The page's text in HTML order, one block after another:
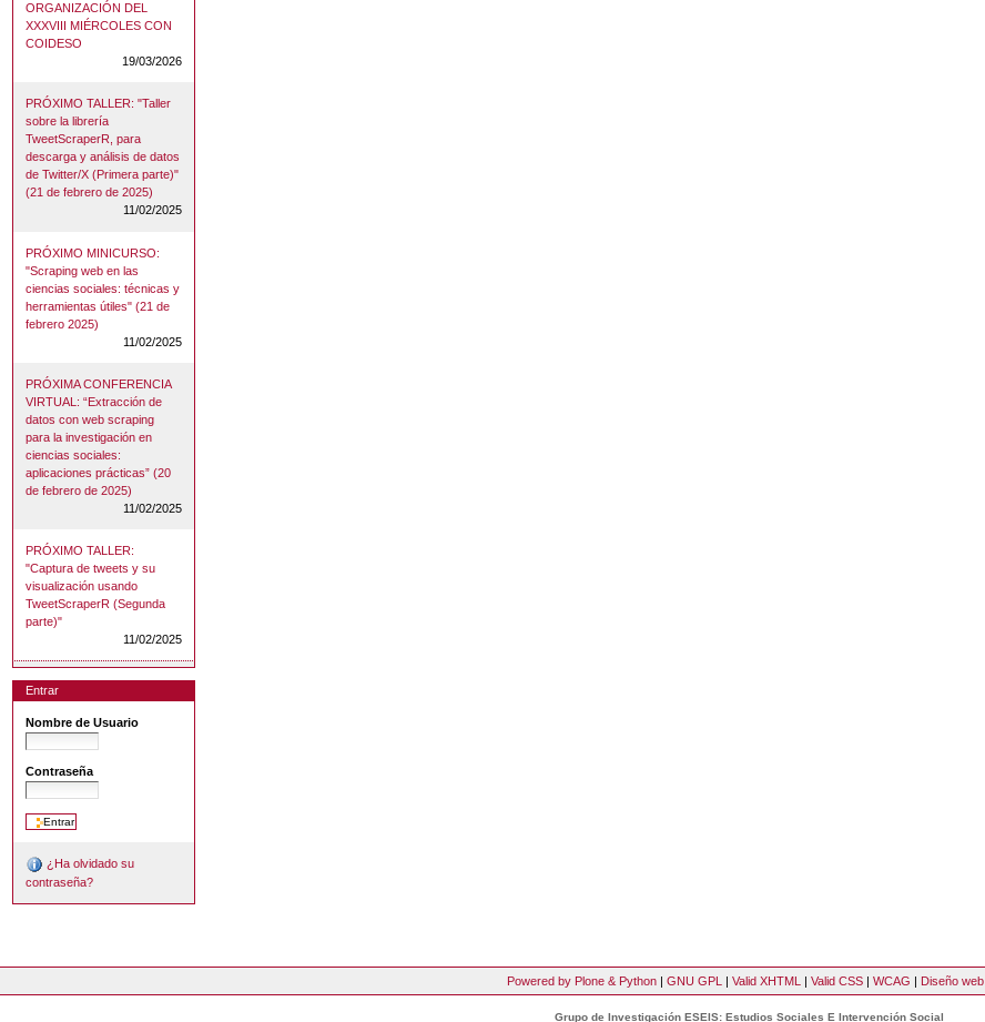
ORGANIZACIÓN DEL
XXXVIII MIÉRCOLES CON
COIDESO
19/03/2026
PRÓXIMO TALLER: "Taller
sobre la librería
TweetScraperR, para
descarga y análisis de datos
de Twitter/X (Primera parte)"
(21 de febrero de 2025)
11/02/2025
PRÓXIMO MINICURSO:
"Scraping web en las
ciencias sociales: técnicas y
herramientas útiles" (21 de
febrero 2025)
11/02/2025
PRÓXIMA CONFERENCIA
VIRTUAL: “Extracción de
datos con web scraping
para la investigación en
ciencias sociales:
aplicaciones prácticas” (20
de febrero de 2025)
11/02/2025
PRÓXIMO TALLER:
"Captura de tweets y su
visualización usando
TweetScraperR (Segunda
parte)"
11/02/2025
Entrar
Nombre de Usuario
Contraseña
¿Ha olvidado su
contraseña?
Powered by Plone & Python | GNU GPL | Valid XHTML | Valid CSS | WCAG | Diseño web
Grupo de Investigación ESEIS: Estudios Sociales E Intervención Social